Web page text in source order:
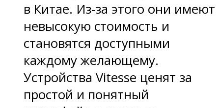
в Китае. Из-за этого они имеют
невысокую стоимость и
становятся доступными
каждому желающему.
Устройства Vitesse ценят за
простой и понятный